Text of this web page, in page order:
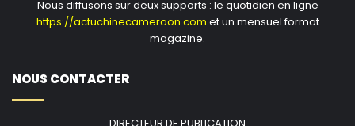
Nous diffusons sur deux supports : le quotidien en ligne
https://actuchinecameroon.com et un mensuel format
magazine.
NOUS CONTACTER